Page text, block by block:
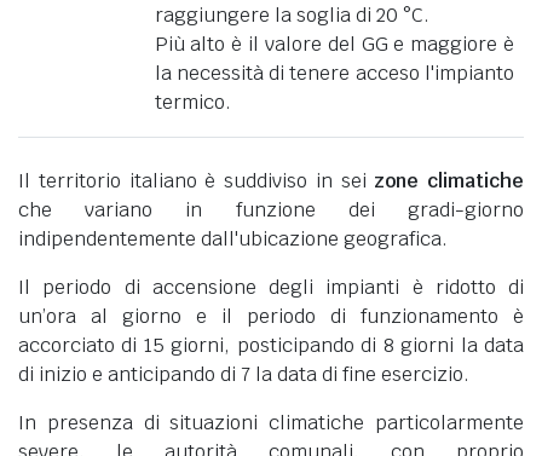
raggiungere la soglia di 20 °C.
Più alto è il valore del GG e maggiore è
la necessità di tenere acceso l'impianto
termico.
Il territorio italiano è suddiviso in sei zone climatiche
che variano in funzione dei gradi-giorno
indipendentemente dall'ubicazione geografica.
Il periodo di accensione degli impianti è ridotto di
un’ora al giorno e il periodo di funzionamento è
accorciato di 15 giorni, posticipando di 8 giorni la data
di inizio e anticipando di 7 la data di fine esercizio.
In presenza di situazioni climatiche particolarmente